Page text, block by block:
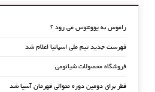
راموس به یوونتوس می رود ؟
فهرست جدید تیم ملی اسپانیا اعلام شد
فروشگاه محصولات شیائومی
قطر برای دومین دوره متوالی قهرمان آسیا شد